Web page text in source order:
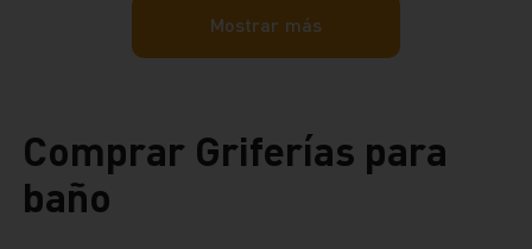
Mostrar más
Comprar Griferías para
baño